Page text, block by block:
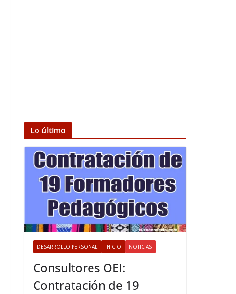
Lo último
DESARROLLO PERSONAL INICIO NOTICIAS
Consultores OEI:
Contratación de 19